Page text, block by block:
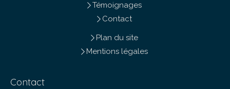
Témoignages
Contact
Plan du site
Mentions légales
Contact